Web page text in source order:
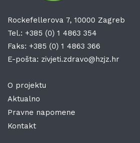
Rockefellerova 7, 10000 Zagreb
Tel.: +385 (0) 1 4863 354
Faks: +385 (0) 1 4863 366
E-pošta: zivjeti.zdravo@hzjz.hr
O projektu
Aktualno
Pravne napomene
Kontakt